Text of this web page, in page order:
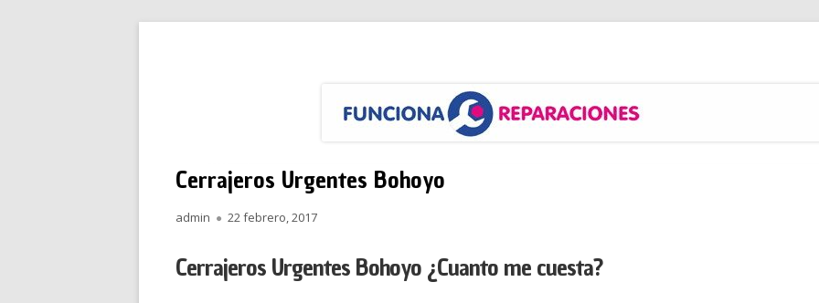
Cerrajeros Urgentes Bohoyo
Autor
admin
Publicado
22 febrero, 2017
Cerrajeros Urgentes Bohoyo ¿Cuanto me cuesta?